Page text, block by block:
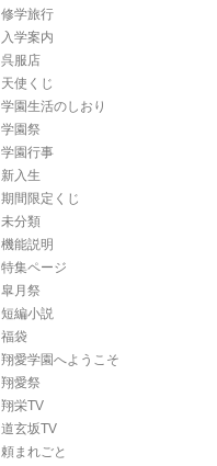
修学旅行
入学案内
呉服店
天使くじ
学園生活のしおり
学園祭
学園行事
新入生
期間限定くじ
未分類
機能説明
特集ページ
皐月祭
短編小説
福袋
翔愛学園へようこそ
翔愛祭
翔栄TV
道玄坂TV
頼まれごと